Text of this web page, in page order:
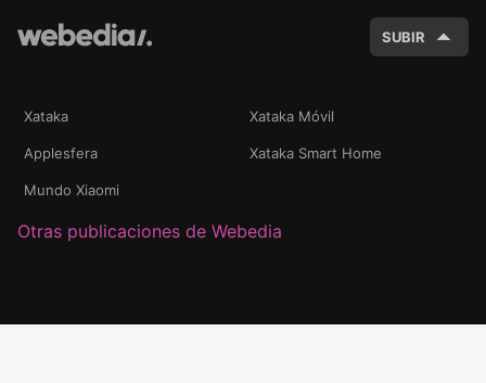
SUBIR
Xataka Xataka Móvil
Applesfera Xataka Smart Home
Mundo Xiaomi
Otras publicaciones de Webedia